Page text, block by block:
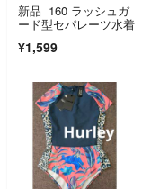
新品 160 ラッシュガ
ード型セパレーツ水着
¥1,599